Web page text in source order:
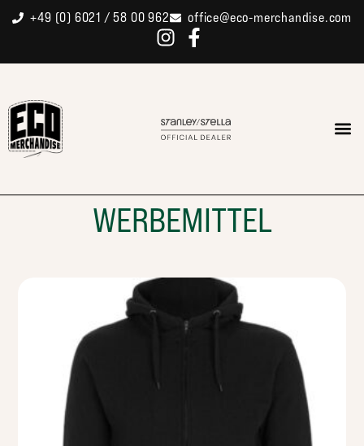
+49 (0) 6021 / 58 00 962 office@eco-merchandise.com
WERBEMITTEL